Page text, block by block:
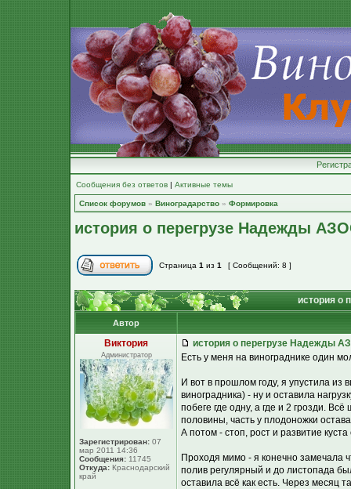
Сообщения без ответов | Активные темы
Список форумов » Виноградарство » Формировка
история о перегрузе Надежды
Страница 1 из 1 [ Сообщений: 8 ]
история о
Автор
Виктория
Администратор
Зарегистрирован: 07
мар 2011 14:36
Сообщения: 11745
Откуда: Краснодарский
край
история о перегрузе Надежды
Есть у меня на винограднике один
И вот в прошлом году, я упустила из
виноградника) - ну и оставила
побеге где одну, а где и 2 грозди.
половины, часть у плодоножки
А потом - стоп, рост и развитие куста
Проходя мимо - я конечно замечала
полив регулярный и до листопада
оставила всё как есть. Через месяц